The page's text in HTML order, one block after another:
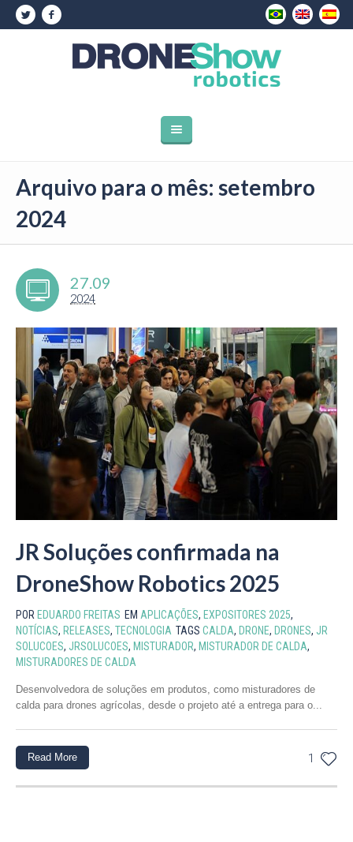
Arquivo para o mês: setembro
2024
27.09
2024
JR Soluções confirmada na
DroneShow Robotics 2025
POR EDUARDO FREITAS EM APLICAÇÕES, EXPOSITORES 2025,
NOTÍCIAS, RELEASES, TECNOLOGIA TAGS CALDA, DRONE, DRONES, JR
SOLUCOES, JRSOLUCOES, MISTURADOR, MISTURADOR DE CALDA,
MISTURADORES DE CALDA
Desenvolvedora de soluções em produtos, como misturadores de
calda para drones agrícolas, desde o projeto até a entrega para o...
1
Read More